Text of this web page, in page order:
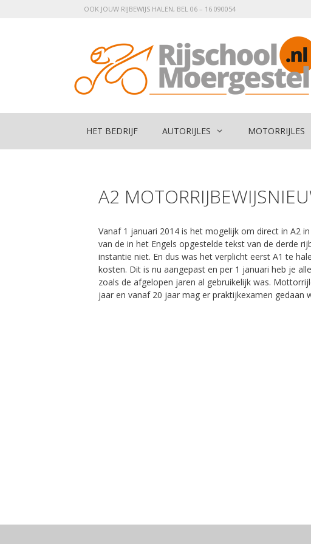
OOK JOUW RIJBEWIJS HALEN, BEL 06 – 16 090054
HET BEDRIJF AUTORIJLES MOTORRIJLES
A2
Vanaf 1 januari 2014 is het mogelijk om direct in A2
van de in het Engels opgestelde tekst van de derde
instantie niet. En dus was het verplicht eerst A1 te
kosten. Dit is nu aangepast en per 1 januari heb je
zoals de afgelopen jaren al gebruikelijk was.
jaar en vanaf 20 jaar mag er praktijkexamen gedaan